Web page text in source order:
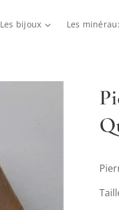
Les bijoux Les